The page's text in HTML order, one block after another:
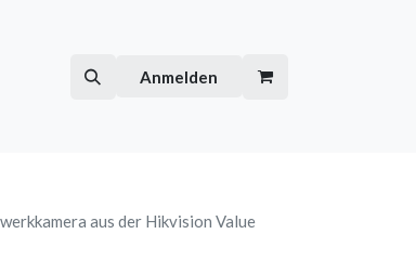
Anmelden
aus der Hikvision Value